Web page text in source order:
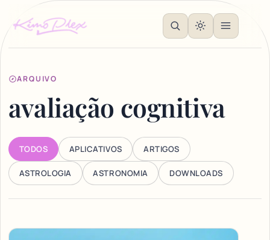
ARQUIVO
avaliação cognitiva
TODOS APLICATIVOS ARTIGOS
ASTROLOGIA ASTRONOMIA DOWNLOADS